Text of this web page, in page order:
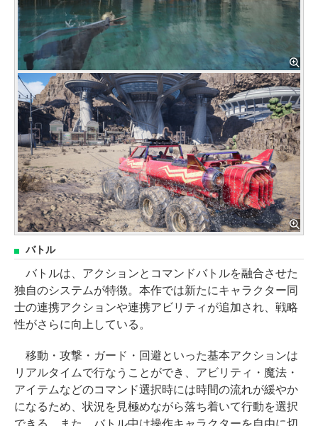
バトル
バトルは、アクションとコマンドバトルを融合させた
独自のシステムが特徴。本作では新たにキャラクター同
士の連携アクションや連携アビリティが追加され、戦略
性がさらに向上している。
移動・攻撃・ガード・回避といった基本アクションは
リアルタイムで行なうことができ、アビリティ・魔法・
アイテムなどのコマンド選択時には時間の流れが緩やか
になるため、状況を見極めながら落ち着いて行動を選択
できる。また、バトル中は操作キャラクターを自由に切